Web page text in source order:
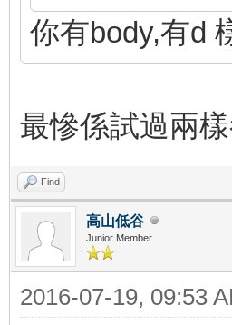
你有body,有d
最慘係試過兩
Find
高山低谷
Junior Member
2016-07-19, 09:53